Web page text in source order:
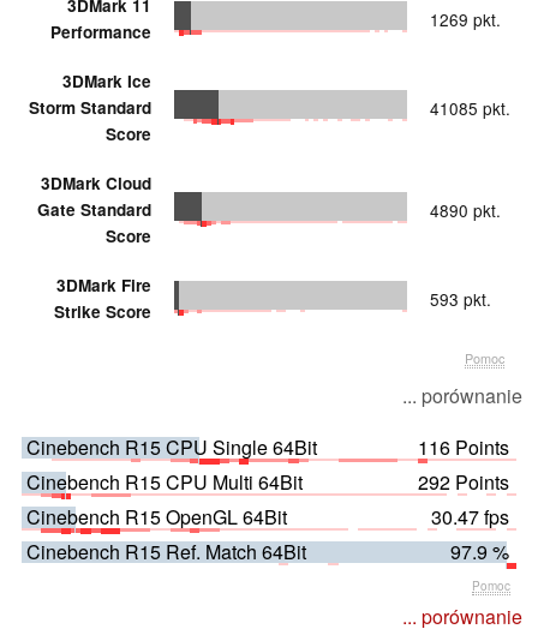
3DMark 11
Performance
1269 pkt.
3DMark Ice
Storm Standard
Score
41085 pkt.
3DMark Cloud
Gate Standard
Score
4890 pkt.
3DMark Fire
Strike Score
593 pkt.
Pomoc
... porównanie
Cinebench R15 CPU Single 64Bit
116 Points
Cinebench R15 CPU Multi 64Bit
292 Points
Cinebench R15 OpenGL 64Bit
30.47 fps
Cinebench R15 Ref. Match 64Bit
97.9 %
Pomoc
... porównanie